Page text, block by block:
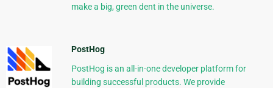
make a big, green dent in the universe.
PostHog
PostHog is an all-in-one developer platform for
building successful products. We provide